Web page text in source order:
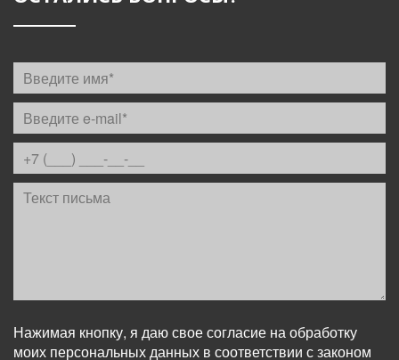
Нажимая кнопку, я даю свое согласие на обработку
моих персональных данных в соответствии с законом